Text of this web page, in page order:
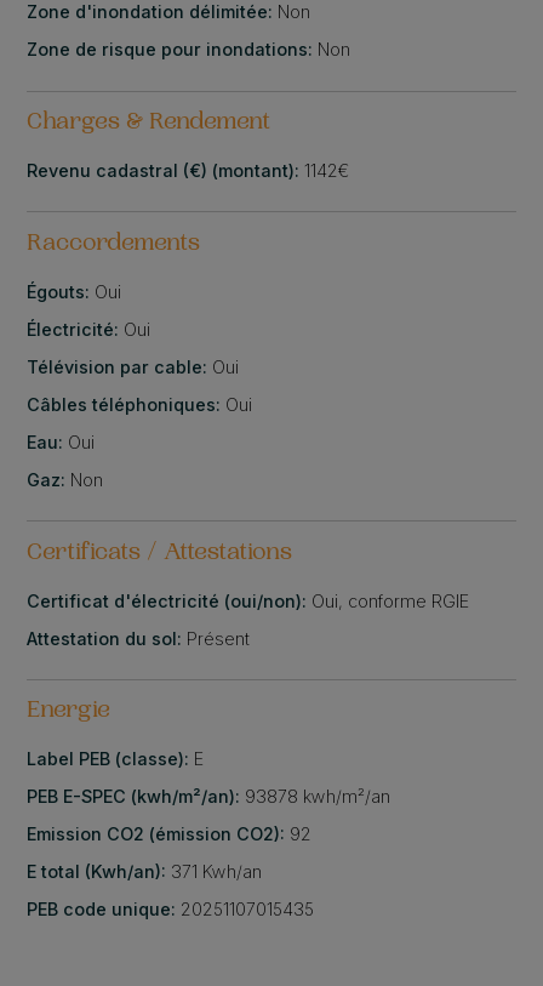
Zone d'inondation délimitée: Non
Zone de risque pour inondations: Non
Charges & Rendement
Revenu cadastral (€) (montant): 1142€
Raccordements
Égouts: Oui
Électricité: Oui
Télévision par cable: Oui
Câbles téléphoniques: Oui
Eau: Oui
Gaz: Non
Certificats / Attestations
Certificat d'électricité (oui/non): Oui, conforme RGIE
Attestation du sol: Présent
Energie
Label PEB (classe): E
PEB E-SPEC (kwh/m²/an): 93878 kwh/m²/an
Emission CO2 (émission CO2): 92
E total (Kwh/an): 371 Kwh/an
PEB code unique: 20251107015435